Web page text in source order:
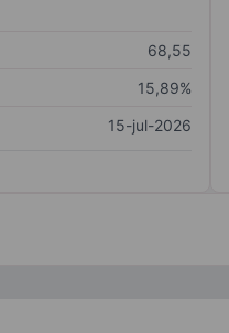
68,55
15,89%
15-jul-2026